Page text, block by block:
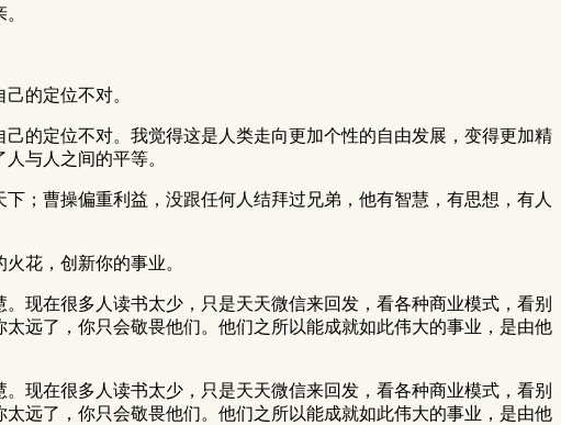
的定位不对。
的定位不对。我觉得这是人类走向更加个性的自由发展，变得更加精
与人之间的平等。
；曹操偏重利益，没跟任何人结拜过兄弟，他有智慧，有思想，有人
花，创新你的事业。
现在很多人读书太少，只是天天微信来回发，看各种商业模式，看别
远了，你只会敬畏他们。他们之所以能成就如此伟大的事业，是由他
现在很多人读书太少，只是天天微信来回发，看各种商业模式，看别
远了，你只会敬畏他们。他们之所以能成就如此伟大的事业，是由他